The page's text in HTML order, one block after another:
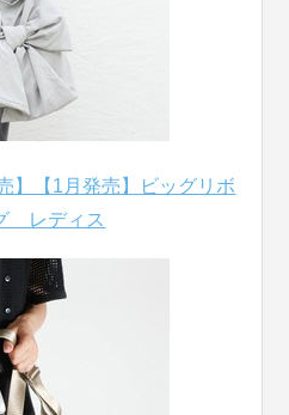
】【1月発売】ビッグリボ
レディス